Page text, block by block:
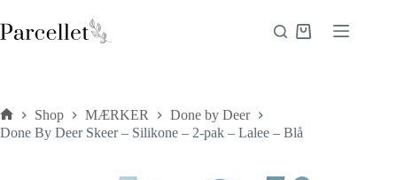
til
indhold
Indkøbskurv
Forside
Shop MÆRKER
Done by Deer
Done By Deer Skeer – Silikone – 2-pak – Lalee – Blå